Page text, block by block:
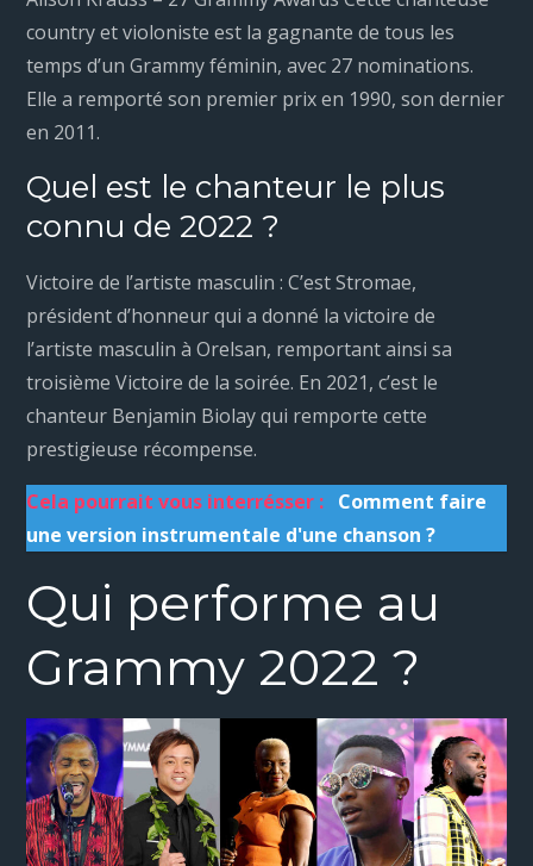
country et violoniste est la gagnante de tous les
temps d’un Grammy féminin, avec 27 nominations.
Elle a remporté son premier prix en 1990, son dernier
en 2011.
Quel est le chanteur le plus
connu de 2022 ?
Victoire de l’artiste masculin : C’est Stromae,
président d’honneur qui a donné la victoire de
l’artiste masculin à Orelsan, remportant ainsi sa
troisième Victoire de la soirée. En 2021, c’est le
chanteur Benjamin Biolay qui remporte cette
prestigieuse récompense.
Cela pourrait vous interrésser : Comment faire
une version instrumentale d'une chanson ?
Qui performe au
Grammy 2022 ?